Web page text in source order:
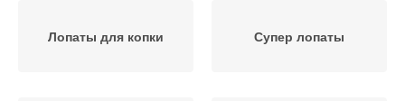
Лопаты для копки Супер лопаты